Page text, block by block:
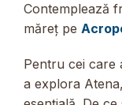
Contemplează
măreț pe
Pentru cei care
a explora